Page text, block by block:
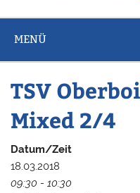
MENÜ
TSV
Mixed 2/4
Datum/Zeit
18.03.2018
09:30 - 10:30